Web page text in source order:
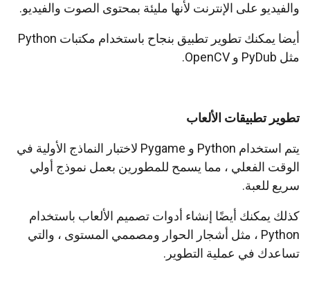
والفيديو على الإنترنت لأنها مليئة بمحتوى الصوت والفيديو.
أيضا يمكنك تطوير تطبيق بنجاح باستخدام مكتبات Python
مثل PyDub و OpenCV.
تطوير تطبيقات الألعاب
يتم استخدام Python و Pygame لاختبار النماذج الأولية في
الوقت الفعلي ، مما يسمح للمطورين بعمل نموذج أولي
سريع للعبة.
كذلك يمكنك أيضًا إنشاء أدوات تصميم الألعاب باستخدام
Python ، مثل أشجار الحوار ومصممي المستوى ، والتي
تساعدك في عملية التطوير.